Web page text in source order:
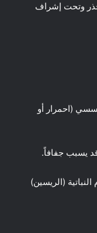
وتحت إشراف
(احمرار أو
(الريسين)